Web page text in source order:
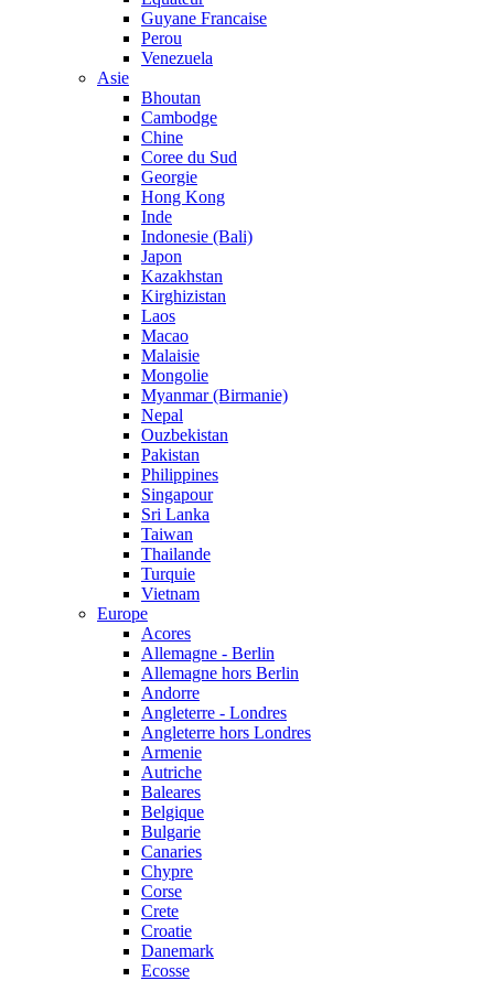
Guyane Francaise
Perou
Venezuela
Asie
Bhoutan
Cambodge
Chine
Coree du Sud
Georgie
Hong Kong
Inde
Indonesie (Bali)
Japon
Kazakhstan
Kirghizistan
Laos
Macao
Malaisie
Mongolie
Myanmar (Birmanie)
Nepal
Ouzbekistan
Pakistan
Philippines
Singapour
Sri Lanka
Taiwan
Thailande
Turquie
Vietnam
Europe
Acores
Allemagne - Berlin
Allemagne hors Berlin
Andorre
Angleterre - Londres
Angleterre hors Londres
Armenie
Autriche
Baleares
Belgique
Bulgarie
Canaries
Chypre
Corse
Crete
Croatie
Danemark
Ecosse